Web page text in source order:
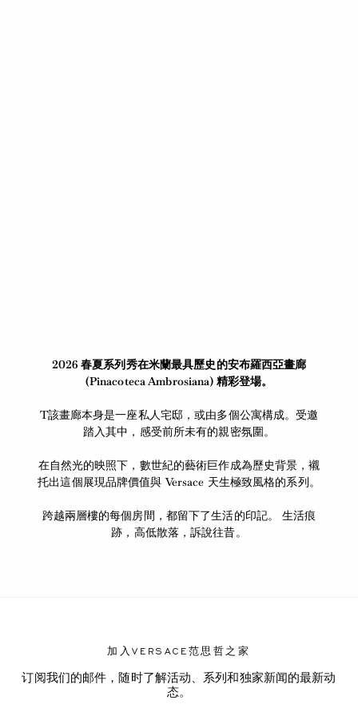
2026 春夏系列秀在米蘭最具歷史的安布羅西亞畫廊
(Pinacoteca Ambrosiana) 精彩登場。
T該畫廊本身是一座私人宅邸，或由多個公寓構成。受邀
踏入其中，感受前所未有的親密氛圍。
在自然光的映照下，數世紀的藝術巨作成為歷史背景，襯
托出這個展現品牌價值與 Versace 天生極致風格的系列。
跨越兩層樓的每個房間，都留下了生活的印記。 生活痕
跡，高低散落，訴說往昔。
加入VERSACE范思哲之家
订阅我们的邮件，随时了解活动、系列和独家新闻的最新动
态。